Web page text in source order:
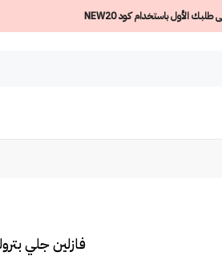
فازلين جلي